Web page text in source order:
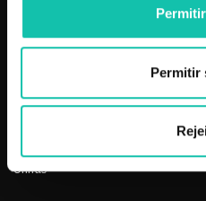
Permitir
Makeup
Pestanas
Unhas